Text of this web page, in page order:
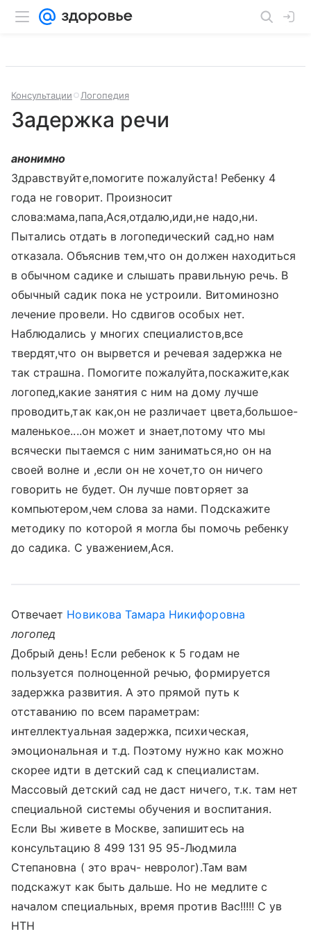
Консультации Логопедия
Задержка речи
анонимно
Здравствуйте,помогите пожалуйста! Ребенку 4
года не говорит. Произносит
слова:мама,папа,Ася,отдалю,иди,не надо,ни.
Пытались отдать в логопедический сад,но нам
отказала. Объяснив тем,что он должен находиться
в обычном садике и слышать правильную речь. В
обычный садик пока не устроили. Витоминозно
лечение провели. Но сдвигов особых нет.
Наблюдались у многих специалистов,все
твердят,что он вырвется и речевая задержка не
так страшна. Помогите пожалуйта,поскажите,как
логопед,какие занятия с ним на дому лучше
проводить,так как,он не различает цвета,большое-
маленькое....он может и знает,потому что мы
всячески пытаемся с ним заниматься,но он на
своей волне и ,если он не хочет,то он ничего
говорить не будет. Он лучше повторяет за
компьютером,чем слова за нами. Подскажите
методику по которой я могла бы помочь ребенку
до садика. С уважением,Ася.
Отвечает Новикова Тамара Никифоровна
логопед
Добрый день! Если ребенок к 5 годам не
пользуется полноценной речью, формируется
задержка развития. А это прямой путь к
отставанию по всем параметрам:
интеллектуальная задержка, психическая,
эмоциональная и т.д. Поэтому нужно как можно
скорее идти в детский сад к специалистам.
Массовый детский сад не даст ничего, т.к. там нет
специальной системы обучения и воспитания.
Если Вы живете в Москве, запишитесь на
консультацию 8 499 131 95 95-Людмила
Степановна ( это врач- невролог).Там вам
подскажут как быть дальше. Но не медлите с
началом специальных, время против Вас!!!!! С ув
НТН